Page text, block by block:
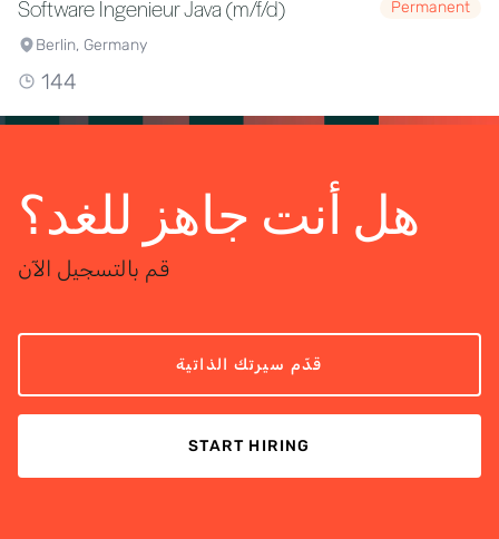
Software Ingenieur Java (m/f/d)
Permanent
Berlin, Germany
144
هل أنت جاهز للغد؟
قم بالتسجيل الآن
قدّم سيرتك الذاتية
START HIRING